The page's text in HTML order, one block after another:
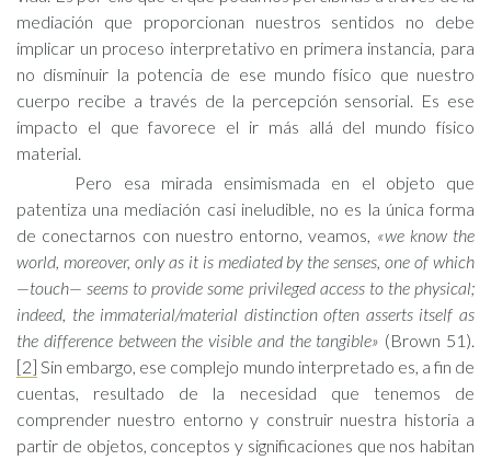
mediación que proporcionan nuestros sentidos no debe
implicar un proceso interpretativo en primera instancia, para
no disminuir la potencia de ese mundo físico que nuestro
cuerpo recibe a través de la percepción sensorial. Es ese
impacto el que favorece el ir más allá del mundo físico
material.
Pero esa mirada ensimismada en el objeto que
patentiza una mediación casi ineludible, no es la única forma
de conectarnos con nuestro entorno, veamos, «we know the
world, moreover, only as it is mediated by the senses, one of which
—touch— seems to provide some privileged access to the physical;
indeed, the immaterial/material distinction often asserts itself as
the difference between the visible and the tangible» (Brown 51).
[2] Sin embargo, ese complejo mundo interpretado es, a fin de
cuentas, resultado de la necesidad que tenemos de
comprender nuestro entorno y construir nuestra historia a
partir de objetos, conceptos y significaciones que nos habitan